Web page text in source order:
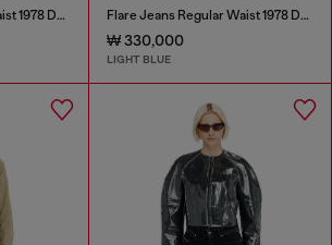
Flare Jeans Regular Waist 1978 D-Akemi Flare Jeans Regular Waist 1978 D-Akemi
₩ 330,000
LIGHT BLUE